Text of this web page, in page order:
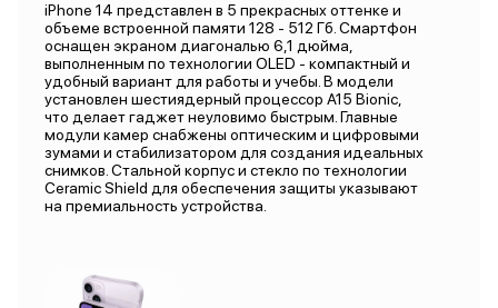
iPhone 14 представлен в 5 прекрасных оттенке и
объеме встроенной памяти 128 - 512 Гб. Смартфон
оснащен экраном диагональю 6,1 дюйма,
выполненным по технологии OLED - компактный и
удобный вариант для работы и учебы. В модели
установлен шестиядерный процессор А15 Bionic,
что делает гаджет неуловимо быстрым. Главные
модули камер снабжены оптическим и цифровыми
зумами и стабилизатором для создания идеальных
снимков. Стальной корпус и стекло по технологии
Ceramic Shield для обеспечения защиты указывают
на премиальность устройства.